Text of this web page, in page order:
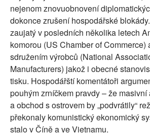
nejenom znovuobnovení
dokonce zrušení hospodářské
zaujatý v posledních několika letech
komorou (US Chamber of Commerce)
sdružením výrobců (National
Manufacturers) jakož i obecné
tisku. Hospodářští komentátoři
pouhým zrníčkem pravdy – že
a obchod s ostrovem by „podvrátily“
překonaly komunistický ekonomický
stalo v Číně a ve Vietnamu.